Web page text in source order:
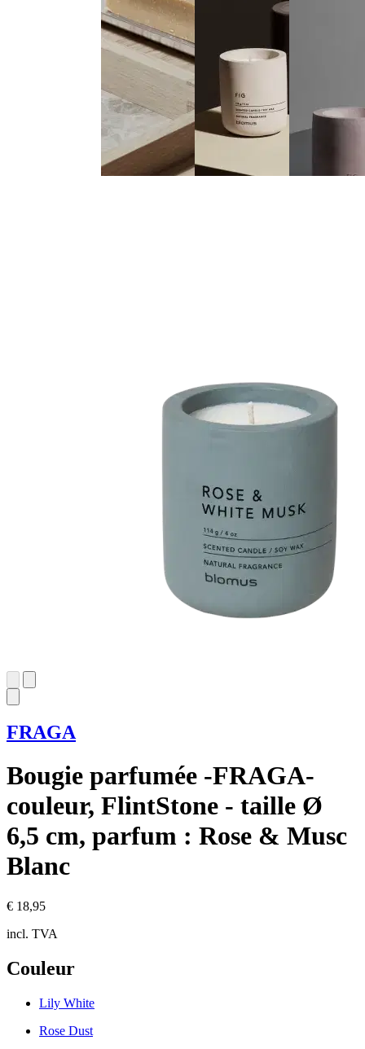
FRAGA
Bougie parfumée -FRAGA-
couleur, FlintStone - taille Ø
6,5 cm, parfum : Rose & Musc
Blanc
€ 18,95
incl. TVA
Couleur
Lily White
Rose Dust